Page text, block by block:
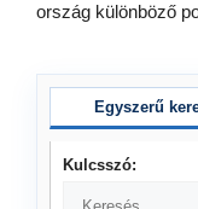
ország különböző
Egyszerű
Kulcsszó: